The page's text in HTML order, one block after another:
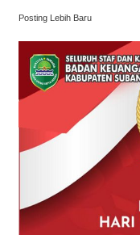
Posting Lebih Baru